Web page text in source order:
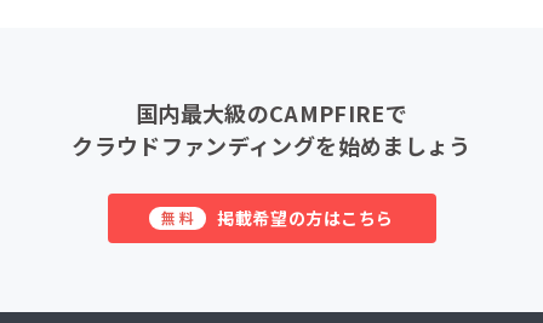
国内最大級のCAMPFIREで
クラウドファンディングを始めましょう
無料 掲載希望の方はこちら